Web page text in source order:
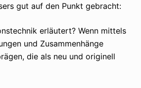
gut auf den Punkt gebracht:
erläutert? Wenn mittels
und Zusammenhänge
die als neu und originell